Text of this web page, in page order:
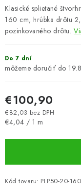
Klasické splietané
160 cm, hrúbka drôtu
pozinkovaného drôtu.
Do 7 dní
€100,90
€82,03 bez DPH
Jednotková cena:
€4,04 / 1 m
Kód tovaru: PLP50-20-